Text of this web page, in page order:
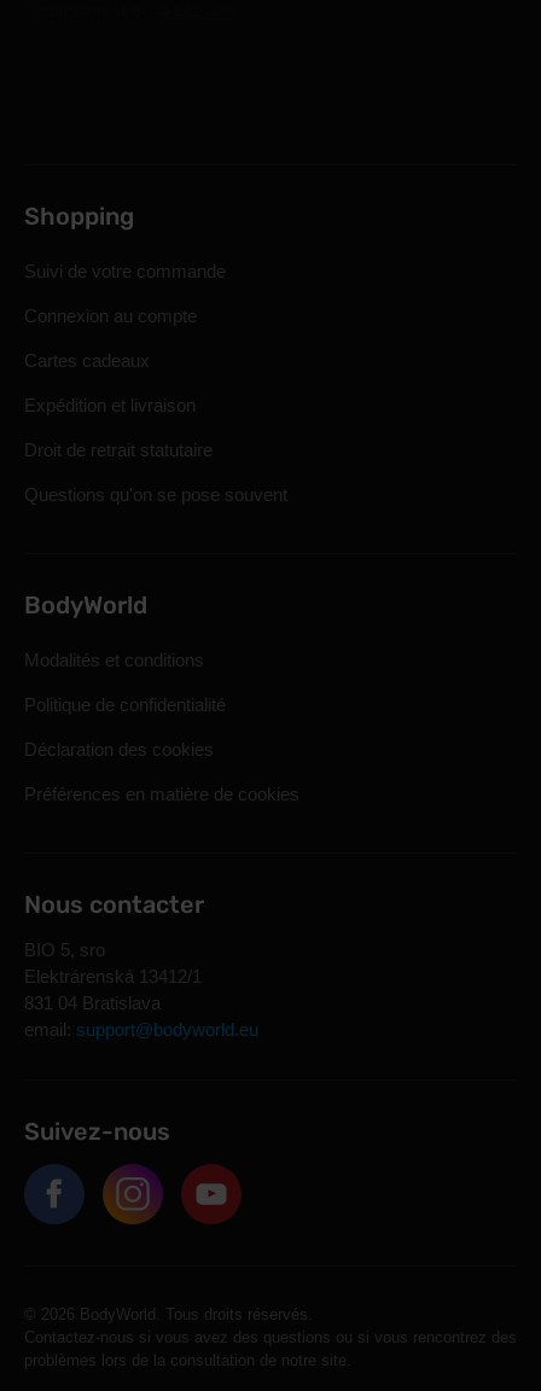
Shopping
Suivi de votre commande
Connexion au compte
Cartes cadeaux
Expédition et livraison
Droit de retrait statutaire
Questions qu'on se pose souvent
BodyWorld
Modalités et conditions
Politique de confidentialité
Déclaration des cookies
Préférences en matière de cookies
Nous contacter
BIO 5, sro
Elektrárenská 13412/1
831 04 Bratislava
email: support@bodyworld.eu
Suivez-nous
© 2026 BodyWorld. Tous droits réservés.
Contactez-nous si vous avez des questions ou si vous rencontrez des
problèmes lors de la consultation de notre site.